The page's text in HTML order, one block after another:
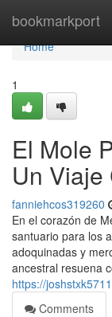
bookmarkport
Home
Home
1
El Mole
Un
fanniehcos319260
En el corazón de
santuario para los
adoquinadas y
ancestral resuena
https://
Comments